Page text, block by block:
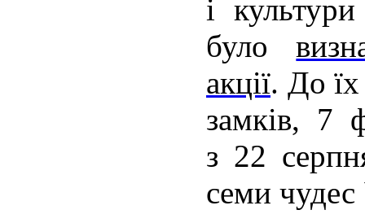
і
було
акції. До
замків, 7
з 22
семи чудес